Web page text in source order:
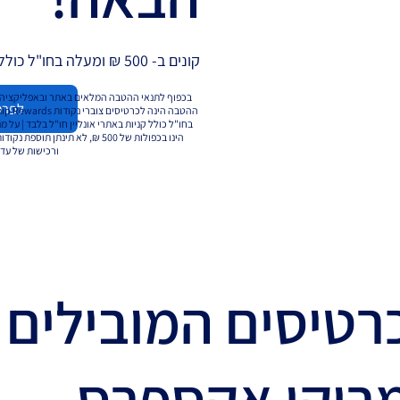
קונים ב- 500 ₪ ומעלה בחו"ל כולל אתרי אונליין ומקבלים 500 נקודות אקסטרה.
בכפוף לתנאי ההטבה המלאים באתר
בחו"ל כולל קניות באתרי אונליין חו"ל בלבד |
ורכישות של עד לסך 1,000 ₪ ללקוחות